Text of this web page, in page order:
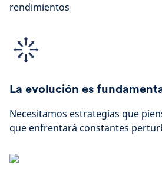
rendimientos
La evolución es
Necesitamos estrategias que
que enfrentará constantes